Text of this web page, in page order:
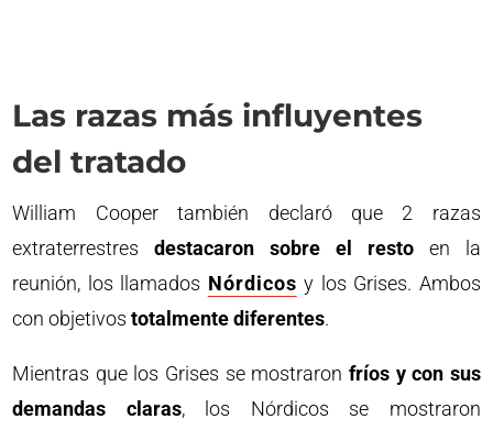
Las razas más influyentes
del tratado
William Cooper también declaró que 2 razas
extraterrestresdestacaron sobre el restoen la
reunión, los llamados Nórdicos y los Grises. Ambos
con objetivostotalmente diferentes.
Mientras que los Grises se mostraron fríos y con sus
demandas claras, los Nórdicos se mostraron